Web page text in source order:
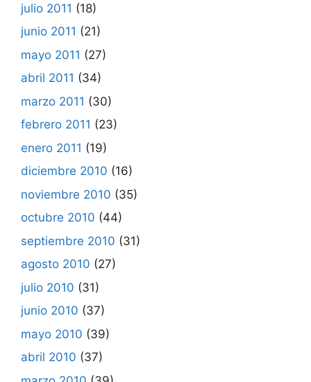
julio 2011 (18)
junio 2011 (21)
mayo 2011 (27)
abril 2011 (34)
marzo 2011 (30)
febrero 2011 (23)
enero 2011 (19)
diciembre 2010 (16)
noviembre 2010 (35)
octubre 2010 (44)
septiembre 2010 (31)
agosto 2010 (27)
julio 2010 (31)
junio 2010 (37)
mayo 2010 (39)
abril 2010 (37)